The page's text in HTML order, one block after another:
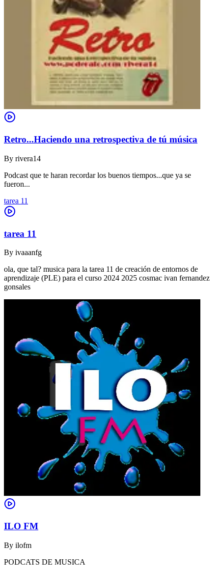
Retro...Haciendo una retrospectiva de tú música
By rivera14
Podcast que te haran recordar los buenos tiempos...que ya se
fueron...
tarea 11
tarea 11
By ivaaanfg
ola, que tal? musica para la tarea 11 de creación de entornos de
aprendizaje (PLE) para el curso 2024 2025 cosmac ivan fernandez
gonsales
ILO FM
By ilofm
PODCATS DE MUSICA